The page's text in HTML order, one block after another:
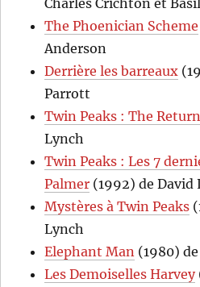
The Phoenician Scheme
Anderson
Derrière les barreaux
Parrott
Twin Peaks : The Return
Lynch
Twin Peaks : Les 7
Palmer (1992) de David
Mystères à Twin Peaks
Lynch
Elephant Man (1980)
Les Demoiselles Harvey